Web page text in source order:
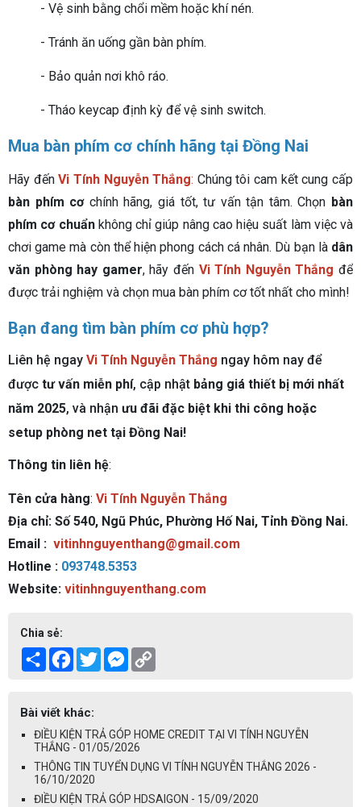
- Vệ sinh bằng chổi mềm hoặc khí nén.
- Tránh ăn uống gần bàn phím.
- Bảo quản nơi khô ráo.
- Tháo keycap định kỳ để vệ sinh switch.
Mua bàn phím cơ chính hãng tại Đồng Nai
Hãy đếnVi Tính Nguyễn Thắng: Chúng tôi cam kết cung cấp
bàn phím cơchính hãng, giá tốt, tư vấn tận tâm.Chọn bàn
phím cơ chuẩnkhông chỉ giúp nâng cao hiệu suất làm việc và
chơi game mà còn thể hiện phong cách cá nhân. Dù bạn là dân
văn phòng hay gamer, hãy đến Vi Tính Nguyễn Thắng để
được trải nghiệm và chọn mua bàn phím cơ tốt nhất cho mình!
Bạn đang tìm bàn phím cơ phù hợp?
Liên hệ ngay Vi Tính Nguyễn Thắng ngay hôm nay để
được tư vấn miễn phí, cập nhật bảng giá thiết bị mới nhất
năm 2025, và nhận ưu đãi đặc biệt khi thi công hoặc
setup phòng net tại Đồng Nai!
Thông tin liên hệ:
Tên cửa hàng: Vi Tính Nguyễn Thắng
Địa chỉ: Số 540, Ngũ Phúc, Phường Hố Nai, Tỉnh Đồng Nai.
Email : vitinhnguyenthang@gmail.com
Hotline : 093748.5353
Website: vitinhnguyenthang.com
Chia sẻ:
Share Facebook
TwitterMessenger
Bài viết khác:
ĐIỀU KIỆN TRẢ GÓP HOME CREDIT TẠI VI TÍNH NGUYỄN
THẮNG - 01/05/2026
THÔNG TIN TUYỂN DỤNG VI TÍNH NGUYỄN THẮNG 2026 -
16/10/2020
ĐIỀU KIỆN TRẢ GÓP HDSAIGON - 15/09/2020